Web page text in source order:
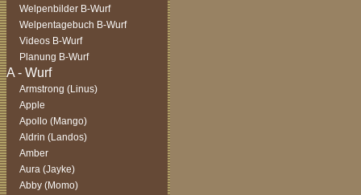
Welpenbilder B-Wurf
Welpentagebuch B-Wurf
Videos B-Wurf
Planung B-Wurf
Armstrong (Linus)
Apple
Apollo (Mango)
Aldrin (Landos)
Amber
Aura (Jayke)
Abby (Momo)